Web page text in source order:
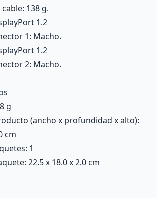
138 g.
1.2
1: Macho.
1.2
2: Macho.
g
(ancho x profundidad x alto):
cm
1
22.5 x 18.0 x 2.0 cm